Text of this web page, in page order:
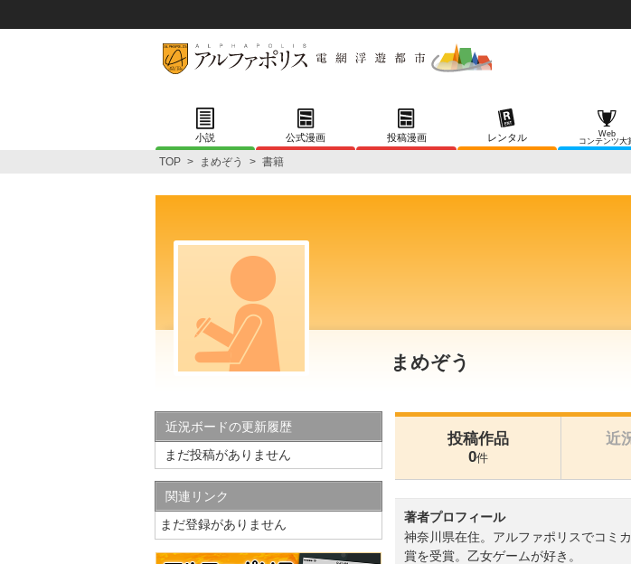
小説 公式漫画 投稿漫画 レンタル
Web
コンテンツ大
TOP > まめぞう > 書籍
まめぞう
投稿作品
0件
近
著者プロフィール
神奈川県在住。アルファポリスでコミ
賞を受賞。乙女ゲームが好き。
近況ボードの更新履歴
まだ投稿がありません
関連リンク
まだ登録がありません